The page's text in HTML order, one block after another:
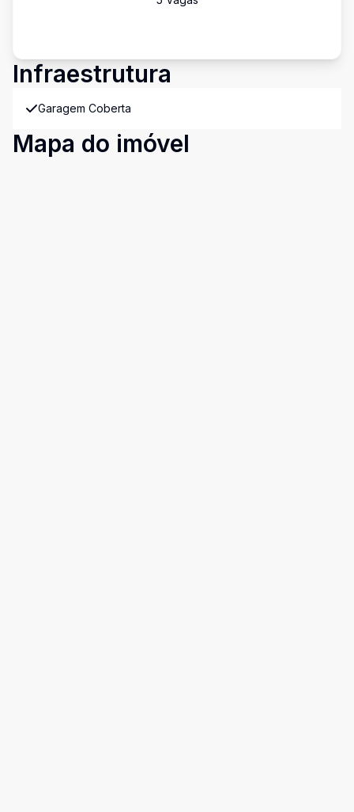
Infraestrutura
Garagem Coberta
Mapa do imóvel